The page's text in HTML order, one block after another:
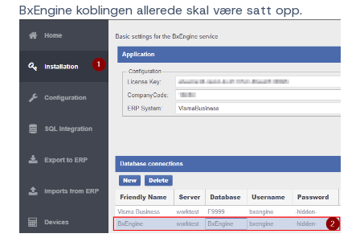
BxEngine koblingen allerede skal være satt opp.